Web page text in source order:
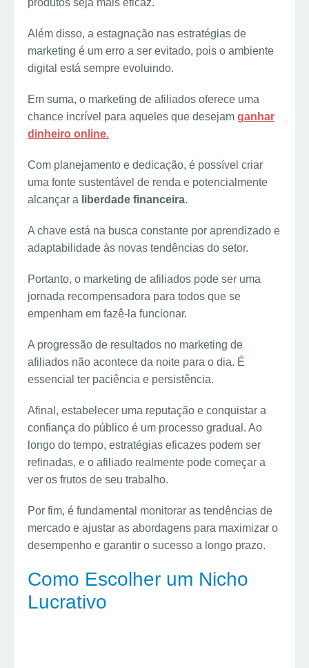
produtos seja mais eficaz.
Além disso, a estagnação nas estratégias de
marketing é um erro a ser evitado, pois o ambiente
digital está sempre evoluindo.
Em suma, o marketing de afiliados oferece uma
chance incrível para aqueles que desejam ganhar
dinheiro online.
Com planejamento e dedicação, é possível criar
uma fonte sustentável de renda e potencialmente
alcançar a liberdade financeira.
A chave está na busca constante por aprendizado e
adaptabilidade às novas tendências do setor.
Portanto, o marketing de afiliados pode ser uma
jornada recompensadora para todos que se
empenham em fazê-la funcionar.
A progressão de resultados no marketing de
afiliados não acontece da noite para o dia. É
essencial ter paciência e persistência.
Afinal, estabelecer uma reputação e conquistar a
confiança do público é um processo gradual. Ao
longo do tempo, estratégias eficazes podem ser
refinadas, e o afiliado realmente pode começar a
ver os frutos de seu trabalho.
Por fim, é fundamental monitorar as tendências de
mercado e ajustar as abordagens para maximizar o
desempenho e garantir o sucesso a longo prazo.
Como Escolher um Nicho
Lucrativo